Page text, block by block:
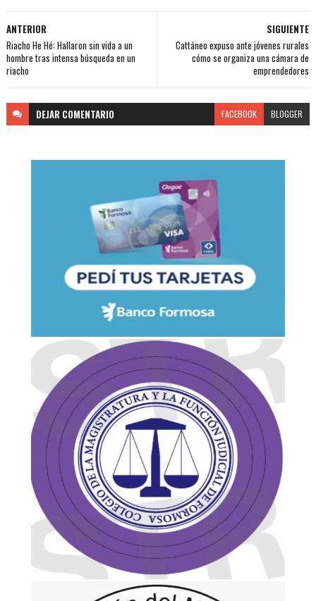
SIGUIENTE
Cattáneo expuso ante jóvenes rurales
cómo se organiza una cámara de
emprendedores
ANTERIOR
Riacho He Hé: Hallaron sin vida a un
hombre tras intensa búsqueda en un
riacho
DEJAR COMENTARIO FACEBOOK BLOGGER